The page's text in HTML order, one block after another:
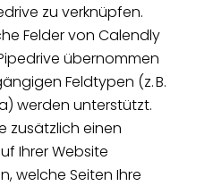
zu verknüpfen.
Felder von Calendly
übernommen
Feldtypen (z. B.
werden unterstützt.
zusätzlich einen
Ihrer Website
welche Seiten Ihre